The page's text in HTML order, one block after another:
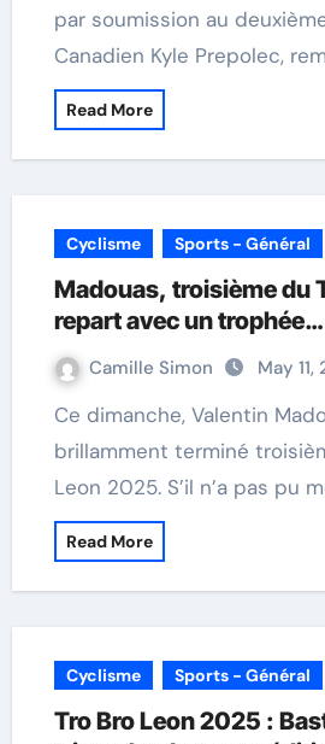
par soumission au
Canadien Kyle Prepolec,
Read More
Cyclisme Sports - Général
Madouas, troisième du
repart avec un
Camille Simon May 11,
Ce dimanche, Valentin Madouas a
brillamment terminé
Leon 2025. S’il n’a pas pu
Read More
Cyclisme Sports - Général
Tro Bro Leon 2025 :